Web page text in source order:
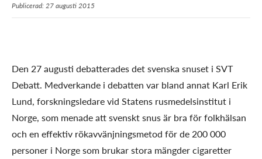
Publicerad: 27 augusti 2015
Den 27 augusti debatterades det svenska snuset i SVT
Debatt. Medverkande i debatten var bland annat Karl Erik
Lund, forskningsledare vid Statens rusmedelsinstitut i
Norge, som menade att svenskt snus är bra för folkhälsan
och en effektiv rökavvänjningsmetod för de 200 000
personer i Norge som brukar stora mängder cigaretter